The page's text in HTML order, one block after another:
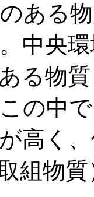
ある
中央
る物
の中
高く
組物